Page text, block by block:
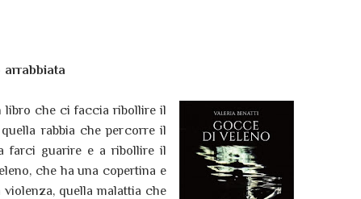
arrabbiata
libro che ci faccia ribollire il
rabbia che percorre il
farci guarire e a ribollire il
che ha una copertina e
quella malattia che